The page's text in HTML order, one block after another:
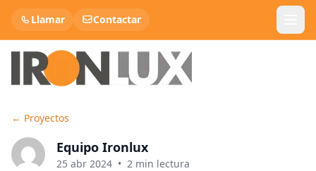
Llamar Contactar
Panel Sandwich Teja
Panel Cubierta
← Proyectos
Equipo Ironlux
25 abr 2024 • 2 min lectura